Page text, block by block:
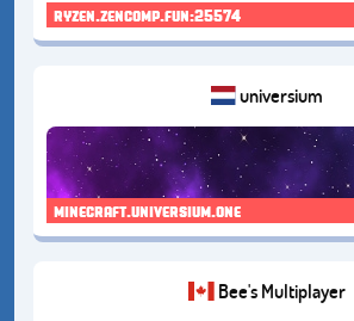
ryzen.zencomp.fun:25574
universium
minecraft.universium.one
Bee's Multiplayer